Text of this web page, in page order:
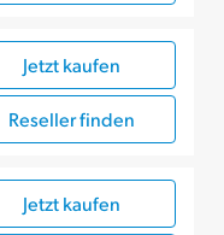
Jetzt kaufen
Reseller finden
Jetzt kaufen